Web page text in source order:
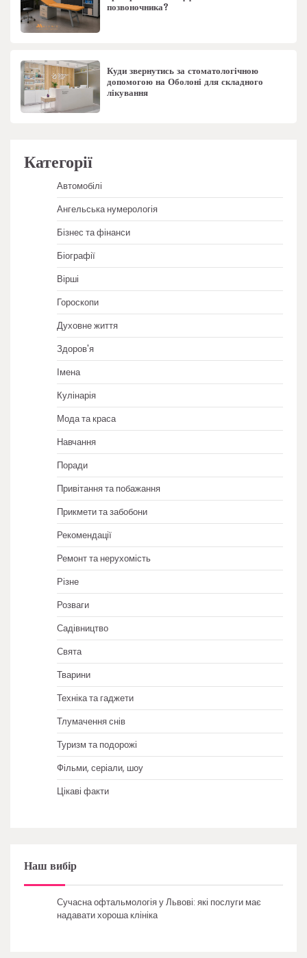
позвоночника?
Куди звернутись за стоматологічною
допомогою на Оболоні для складного
лікування
Категорії
Автомобілі
Ангельська нумерологія
Бізнес та фінанси
Біографії
Вірші
Гороскопи
Духовне життя
Здоров'я
Імена
Кулінарія
Мода та краса
Навчання
Поради
Привітання та побажання
Прикмети та забобони
Рекомендації
Ремонт та нерухомість
Різне
Розваги
Садівництво
Свята
Тварини
Техніка та гаджети
Тлумачення снів
Туризм та подорожі
Фільми, серіали, шоу
Цікаві факти
Наш вибір
Сучасна офтальмологія у Львові: які послуги має
надавати хороша клініка